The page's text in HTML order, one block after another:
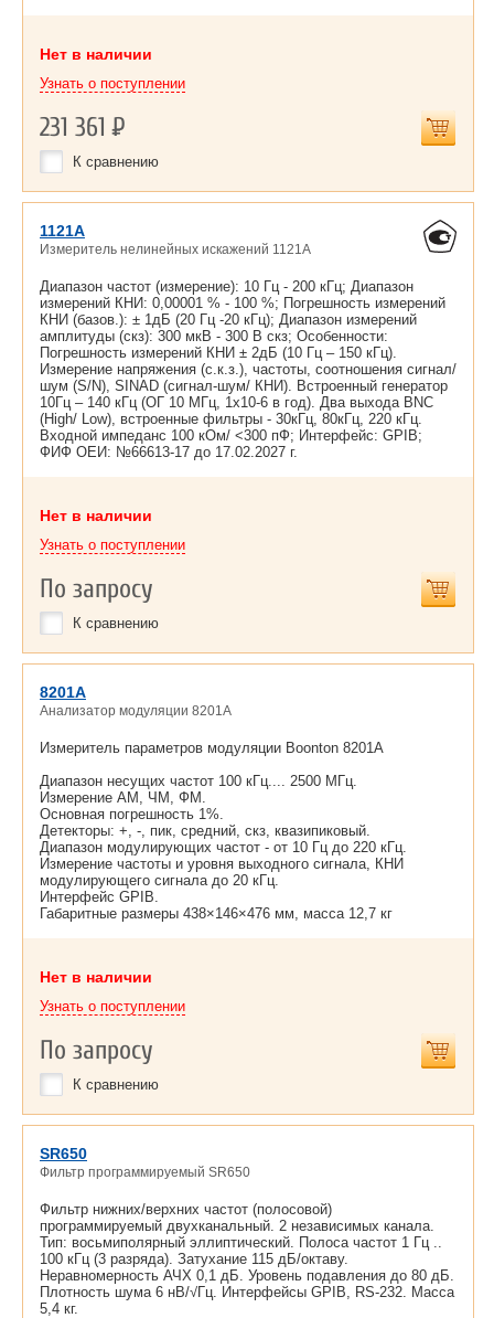
Нет в наличии
Узнать о поступлении
231 361Р
К сравнению
1121A
Измеритель нелинейных искажений 1121A
Диапазон частот (измерение): 10 Гц - 200 кГц; Диапазон
измерений КНИ: 0,00001 % - 100 %; Погрешность измерений
КНИ (базов.): ± 1дБ (20 Гц -20 кГц); Диапазон измерений
амплитуды (скз): 300 мкВ - 300 В скз; Особенности:
Погрешность измерений КНИ ± 2дБ (10 Гц – 150 кГц).
Измерение напряжения (с.к.з.), частоты, соотношения сигнал/
шум (S/N), SINAD (сигнал-шум/ КНИ). Встроенный генератор
10Гц – 140 кГц (ОГ 10 МГц, 1х10-6 в год). Два выхода BNC
(High/ Low), встроенные фильтры - 30кГц, 80кГц, 220 кГц.
Входной импеданс 100 кОм/ <300 пФ; Интерфейс: GPIB;
ФИФ ОЕИ: №66613-17 до 17.02.2027 г.
Нет в наличии
Узнать о поступлении
По запросу
К сравнению
8201A
Анализатор модуляции 8201A
Измеритель параметров модуляции Boonton 8201A
Диапазон несущих частот 100 кГц.... 2500 МГц.
Измерение АМ, ЧМ, ФМ.
Основная погрешность 1%.
Детекторы: +, -, пик, средний, скз, квазипиковый.
Диапазон модулирующих частот - от 10 Гц до 220 кГц.
Измерение частоты и уровня выходного сигнала, КНИ
модулирующего сигнала до 20 кГц.
Интерфейс GPIB.
Габаритные размеры 438×146×476 мм, масса 12,7 кг
Нет в наличии
Узнать о поступлении
По запросу
К сравнению
SR650
Фильтр программируемый SR650
Фильтр нижних/верхних частот (полосовой)
программируемый двухканальный. 2 независимых канала.
Тип: восьмиполярный эллиптический. Полоса частот 1 Гц ..
100 кГц (3 разряда). Затухание 115 дБ/октаву.
Неравномерность АЧХ 0,1 дБ. Уровень подавления до 80 дБ.
Плотность шума 6 нВ/√Гц. Интерфейсы GPIB, RS-232. Масса
5,4 кг.